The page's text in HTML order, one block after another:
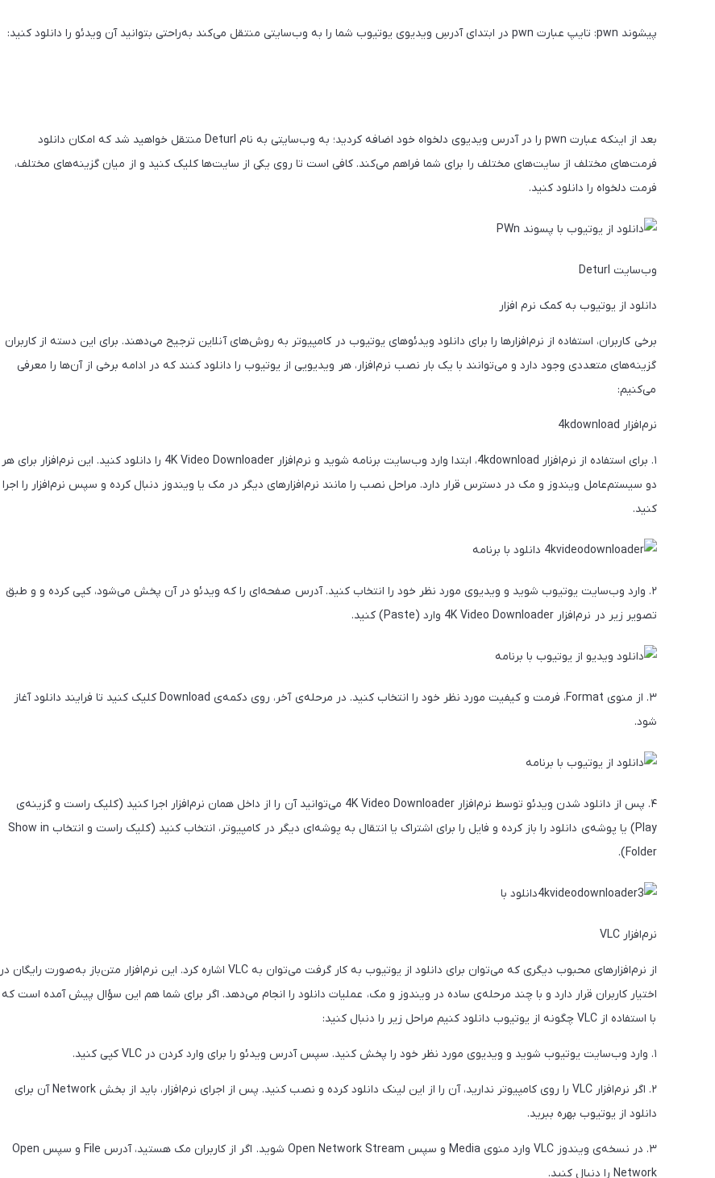
پیشوند pwn: تایپ عبارت pwn در ابتدای آدرسِ ویدیوی یوتیوب شما را به وب‌سایتی منتقل می‌کند به‌راحتی بتوانید آن ویدئو را دانلود کنید:
بعد از اینکه عبارت pwn را در آدرس ویدیوی دلخواه خود اضافه کردید؛ به وب‌سایتی به نام Deturl منتقل خواهید شد که امکان دانلود
فرمت‌های مختلف از سایت‌های مختلف را برای شما فراهم می‌کند. کافی است تا روی یکی از سایت‌ها کلیک کنید و از میان گزینه‌های مختلف،
فرمت دلخواه را دانلود کنید.
وب‌سایت Deturl
دانلود از یوتیوب به کمک نرم‌ افزار
برخی کاربران، استفاده از نرم‌افزارها را برای دانلود ویدئو‌های یوتیوب در کامپیوتر به روش‌های آنلاین ترجیح می‌دهند. برای این دسته از کاربران
گزینه‌های متعددی وجود دارد و می‌توانند با یک بار نصب نرم‌افزار، هر ویدیویی از یوتیوب را دانلود کنند که در ادامه برخی از آن‌ها را معرفی
می‌کنیم:
نرم‌افزار 4kdownload
۱. برای استفاده از نرم‌افزار 4kdownload، ابتدا وارد وب‌سایت برنامه شوید و نرم‌افزار 4K Video Downloader را دانلود کنید. این نرم‌افزار برای هر
دو سیستم‌عامل ویندوز و مک در دسترس قرار دارد. مراحل نصب را مانند نرم‌افزارهای دیگر در مک یا ویندوز دنبال کرده و سپس نرم‌افزار را اجرا
کنید.
۲. وارد وب‌سایت یوتیوب شوید و ویدیوی مورد نظر خود را انتخاب کنید. آدرس صفحه‌ای را که ویدئو در آن پخش می‌شود، کپی کرده و و طبق
تصویر زیر در نرم‌افزار 4K Video Downloader وارد (Paste) کنید.
۳. از منوی Format، فرمت و کیفیت مورد نظر خود را انتخاب کنید. در مرحله‌ی آخر، روی دکمه‌ی Download کلیک کنید تا فرایند دانلود آغاز
شود.
۴. پس از دانلود شدن ویدئو توسط نرم‌افزار 4K Video Downloader می‌توانید آن را از داخل همان نرم‌افزار اجرا کنید (کلیک راست و گزینه‌ی
Play) یا پوشه‌ی دانلود را باز کرده و فایل را برای اشتراک یا انتقال به پوشه‌ای دیگر در کامپیوتر، انتخاب کنید (کلیک راست و انتخاب Show in
Folder).
نرم‌افزار VLC
از نرم‌افزارهای محبوب دیگری که می‌توان برای دانلود از یوتیوب به کار گرفت می‌توان به VLC اشاره کرد. این نرم‌افزار متن‌باز به‌صورت رایگان در
اختیار کاربران قرار دارد و با چند مرحله‌ی ساده در ویندوز و مک، عملیات دانلود را انجام می‌دهد. اگر برای شما هم این سؤال پیش آمده است که
با استفاده از VLC چگونه از یوتیوب دانلود کنیم مراحل زیر را دنبال کنید:
۱. وارد وب‌سایت یوتیوب شوید و ویدیوی مورد نظر خود را پخش کنید. سپس آدرس ویدئو را برای وارد کردن در VLC کپی کنید.
۲. اگر نرم‌افزار VLC را روی کامپیوتر ندارید، آن را از این لینک دانلود کرده و نصب کنید. پس از اجرای نرم‌افزار، باید از بخش Network آن برای
دانلود از یوتیوب بهره ببرید.
۳. در نسخه‌ی ویندوز VLC وارد منوی Media و سپس Open Network Stream شوید. اگر از کاربران مک هستید، آدرس File و سپس Open
Network را دنبال کنید.